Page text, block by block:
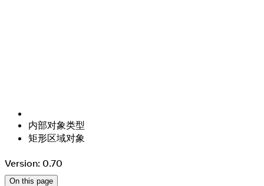
内部对象类型
矩形区域对象
Version: 0.70
On this page